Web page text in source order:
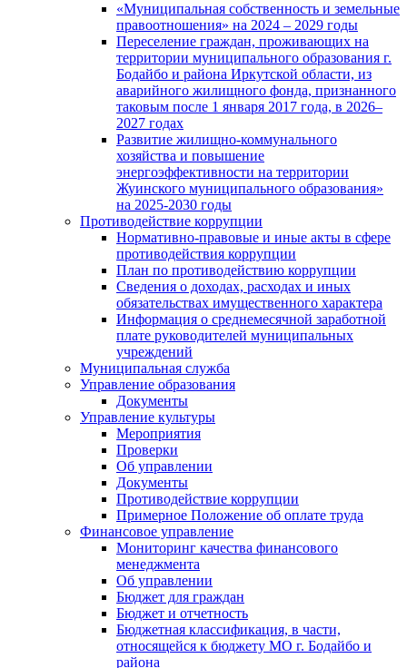
«Муниципальная собственность и земельные
правоотношения» на 2024 – 2029 годы
Переселение граждан, проживающих на
территории муниципального образования г.
Бодайбо и района Иркутской области, из
аварийного жилищного фонда, признанного
таковым после 1 января 2017 года, в 2026–
2027 годах
Развитие жилищно-коммунального
хозяйства и повышение
энергоэффективности на территории
Жуинского муниципального образования»
на 2025-2030 годы
Противодействие коррупции
Нормативно-правовые и иные акты в сфере
противодействия коррупции
План по противодействию коррупции
Сведения о доходах, расходах и иных
обязательствах имущественного характера
Информация о среднемесячной заработной
плате руководителей муниципальных
учреждений
Муниципальная служба
Управление образования
Документы
Управление культуры
Мероприятия
Проверки
Об управлении
Документы
Противодействие коррупции
Примерное Положение об оплате труда
Финансовое управление
Мониторинг качества финансового
менеджмента
Об управлении
Бюджет для граждан
Бюджет и отчетность
Бюджетная классификация, в части,
относящейся к бюджету МО г. Бодайбо и
района